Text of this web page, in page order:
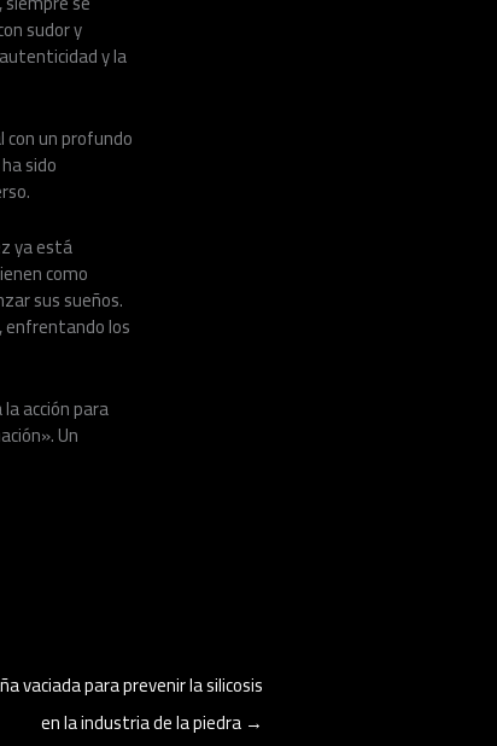
sudor y
y la
un profundo
sido
ya está
como
sus sueños.
enfrentando los
acción para
Un
vaciada para prevenir la silicosis
en la industria de la piedra →